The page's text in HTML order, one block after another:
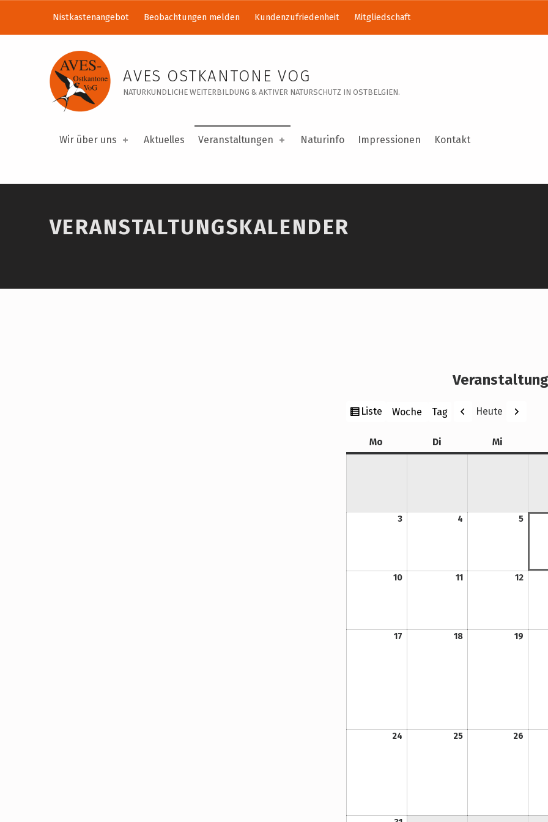
Veranstaltungskalender – AVES Ostkantone VoG
AVES OSTKANTONE VOG
NATURKUNDLICHE WEITERBILDUNG & AKTIVER NATURSCHUTZ IN OSTBELGIEN.
Wir über uns Aktuelles Veranstaltungen Naturinfo Impressionen Kontakt
Nistkastenangebot Beobachtungen melden Kundenzufriedenheit Mitgliedschaft
VERANSTALTUNGSKALENDER
Ansicht
Liste Woche Tag
Monat
Jahr
Zurück
Heute Weiter
Mo Di Mi
3
3. August 2026
4
4. August 2026
5
5. August 2026
10
10. August 2026
11
11. August 2026
12
12. August 2026
17
17. August 2026
18
18. August 2026
19
19. August 2026
24
24. August 2026
25
25. August 2026
26
26. August 2026
31. August 2026